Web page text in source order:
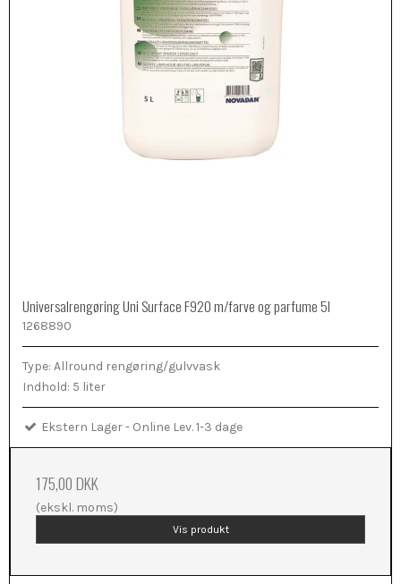
Universalrengøring Uni Surface F920 m/farve og parfume 5l
1268890
Type: Allround rengøring/gulvvask
Indhold: 5 liter
Ekstern Lager - Online Lev. 1-3 dage
175,00 DKK
(ekskl. moms)
Vis produkt